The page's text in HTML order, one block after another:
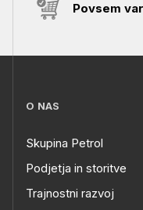
Povsem
O NAS
Skupina Petrol
Podjetja in storitve
Trajnostni razvoj